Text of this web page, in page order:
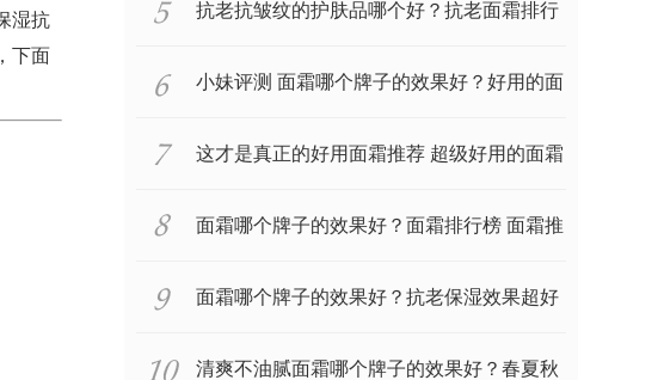
湿抗
下面
好？好用的面霜
抗老抗皱纹的护肤品哪个好？抗老面霜排行
榜前十名
小妹评测 面霜哪个牌子的效果好？好用的面
霜排行榜前十
这才是真正的好用面霜推荐 超级好用的面霜
排行榜前十
面霜哪个牌子的效果好？面霜排行榜 面霜推
荐
面霜哪个牌子的效果好？抗老保湿效果超好
的面霜排行榜
清爽不油腻面霜哪个牌子的效果好？春夏秋